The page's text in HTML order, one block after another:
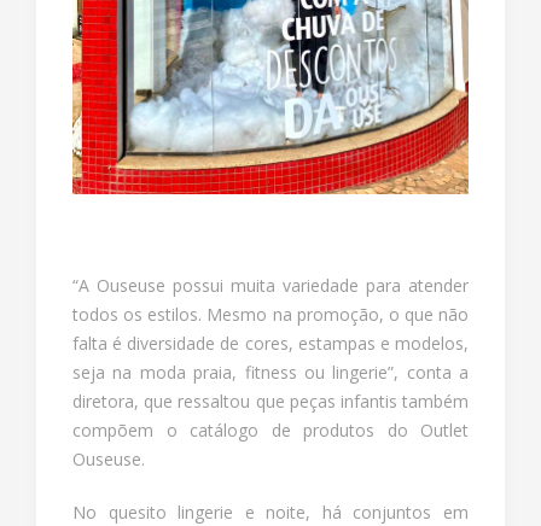
“A Ouseuse possui muita variedade para atender
todos os estilos. Mesmo na promoção, o que não
falta é diversidade de cores, estampas e modelos,
seja na moda praia, fitness ou lingerie”, conta a
diretora, que ressaltou que peças infantis também
compõem o catálogo de produtos do Outlet
Ouseuse.
No quesito lingerie e noite, há conjuntos em